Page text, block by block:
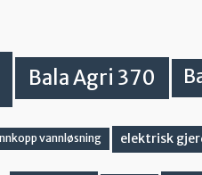
Bala Agri 370
vannløsning elektrisk